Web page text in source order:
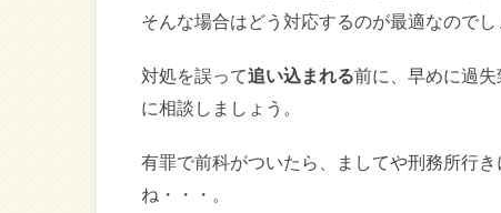
そんな場合はどう対応するのが最適なのでし
対処を誤って追い込まれる前に、早めに過失
に相談しましょう。
有罪で前科がついたら、ましてや刑務所行
ね・・・。